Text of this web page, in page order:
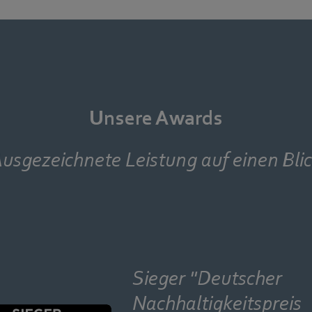
Unsere Awards
Leistung auf einen
Sieger "Deutscher
Nachhaltigkeitspreis